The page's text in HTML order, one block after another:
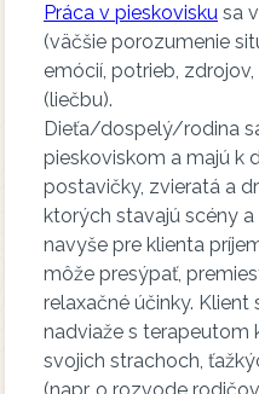
Práca v pieskovisku sa
(väčšie porozumenie
emócií, potrieb,
(liečbu).
Dieťa/dospelý/rodina
pieskoviskom a majú k
postavičky, zvieratá a
ktorých stavajú scény
navyše pre klienta
môže presýpať,
relaxačné účinky. Klient
nadviaže s terapeutom
svojich strachoch,